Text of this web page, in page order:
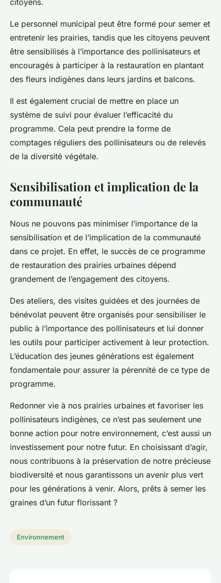
citoyens.
Le personnel municipal peut être formé pour semer et
entretenir les prairies, tandis que les citoyens peuvent
être sensibilisés à l’importance des pollinisateurs et
encouragés à participer à la restauration en plantant
des fleurs indigènes dans leurs jardins et balcons.
Il est également crucial de mettre en place un
système de suivi pour évaluer l’efficacité du
programme. Cela peut prendre la forme de
comptages réguliers des pollinisateurs ou de relevés
de la diversité végétale.
Sensibilisation et implication de la
communauté
Nous ne pouvons pas minimiser l’importance de la
sensibilisation et de l’implication de la communauté
dans ce projet. En effet, le succès de ce programme
de restauration des prairies urbaines dépend
grandement de l’engagement des citoyens.
Des ateliers, des visites guidées et des journées de
bénévolat peuvent être organisés pour sensibiliser le
public à l’importance des pollinisateurs et lui donner
les outils pour participer activement à leur protection.
L’éducation des jeunes générations est également
fondamentale pour assurer la pérennité de ce type de
programme.
Redonner vie à nos prairies urbaines et favoriser les
pollinisateurs indigènes, ce n’est pas seulement une
bonne action pour notre environnement, c’est aussi un
investissement pour notre futur. En choisissant d’agir,
nous contribuons à la préservation de notre précieuse
biodiversité et nous garantissons un avenir plus vert
pour les générations à venir. Alors, prêts à semer les
graines d’un futur florissant ?
Environnement